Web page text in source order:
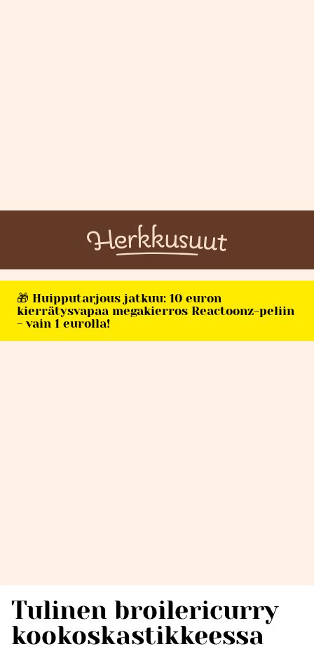
🎁 Huipputarjous jatkuu: 10 euron
kierrätysvapaa megakierros Reactoonz-peliin
- vain 1 eurolla!
Tulinen broilericurry
kookoskastikkeessa